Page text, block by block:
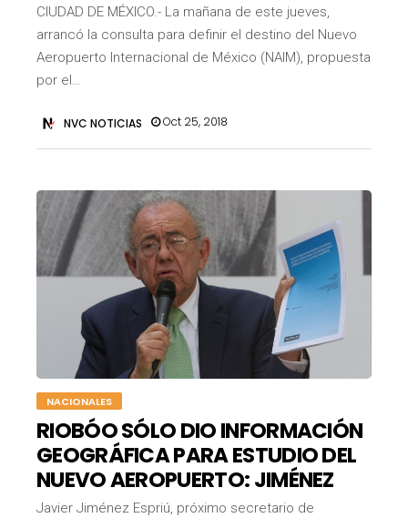
CIUDAD DE MÉXICO.- La mañana de este jueves,
arrancó la consulta para definir el destino del Nuevo
Aeropuerto Internacional de México (NAIM), propuesta
por el…
NVC NOTICIAS Oct 25, 2018
NACIONALES
RIOBÓO SÓLO DIO INFORMACIÓN
GEOGRÁFICA PARA ESTUDIO DEL
NUEVO AEROPUERTO: JIMÉNEZ
Javier Jiménez Espriú, próximo secretario de